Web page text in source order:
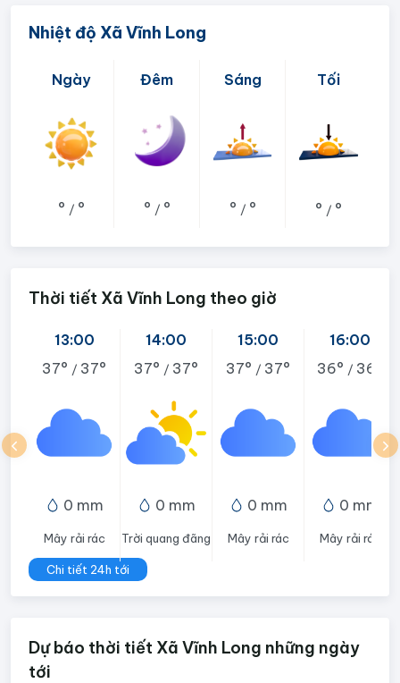
Nhiệt độ Xã Vĩnh Long
Ngày
° / °
Đêm
° / °
Sáng
° / °
Tối
° / °
Thời tiết Xã Vĩnh Long theo giờ
13:00
37° / 37°
0 mm
Mây rải rác
14:00
37° / 37°
0 mm
Trời quang đãng
15:00
37° / 37°
0 mm
Mây rải rác
16:00
36° / 36°
0 mm
Mây rải rác
Chi tiết 24h tới
Dự báo thời tiết Xã Vĩnh Long những ngày
tới